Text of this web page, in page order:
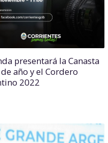
presentará la Canasta
año y el Cordero
2022